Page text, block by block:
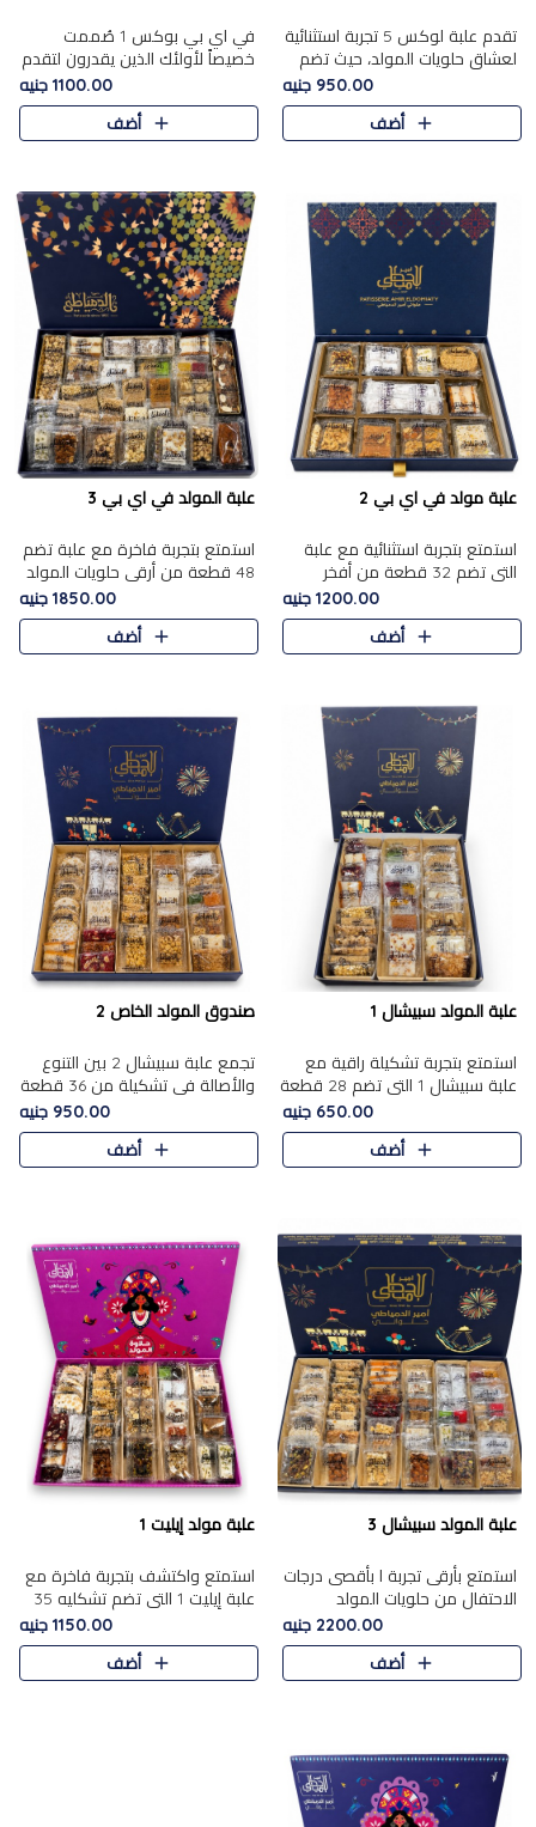
تقدم علبة لوكس 5 تجربة استثنائية
لعشاق حلويات المولد، حيث تضم
42 قطعة من تشكيلة فاخرة تجمع
بين أشهر الأصناف التقليدية وأصناف
مميزة مختارة بع..
950.00 جنيه
أضف
في اي بي بوكس 1 صُممت
خصيصاً لأولئك الذين يقدرون لتقدم
تجربة استثنائية بوكس تجمع بين
أفخر حلويات المولد المصري مع
تشكيلة مختارة من الأصناف ..
1100.00 جنيه
أضف
علبة مولد في اي بي 2
استمتع بتجربة استثنائية مع علبة
التي تضم 32 قطعة من أفخر
حلويات المولد الشرقية، في تشكيلة
تجمع بين الأصالة والاختيارات
الفاخرة. تحتوي العلبة..
1200.00 جنيه
أضف
علبة المولد في اي بي 3
استمتع بتجربة فاخرة مع علبة تضم
48 قطعة من أرقى حلويات المولد
الشرقية، في تشكيلة تجمع بين
الأصناف التقليدية الفاخرة والاختيارات
1850.00 جنيه
أضف
علبة المولد سبيشال 1
استمتع بتجربة تشكيلة راقية مع
علبة سبيشال 1 التي تضم 28 قطعة
من تشكيلة مختارة بعناية من أفخر
حلويات المولد المصرية الأصلية
الشرقية. تحتوي ال..
650.00 جنيه
أضف
صندوق المولد الخاص 2
تجمع علبة سبيشال 2 بين التنوع
والأصالة في تشكيلة من 36 قطعة
تضم أشهر حلويات المولد الشرقية.
تحتوي العلبة على الجزرية بالفول،
والجزرية بالبن..
950.00 جنيه
أضف
علبة المولد سبيشال 3
استمتع بأرقى تجربة ا بأقصى درجات
الاحتفال من حلويات المولد
المصريه الأصيلة مع هذه الفخامة
مع علبة سبيشال 3 التي تضم 56
قطعة من تشكيلة استثن..
2200.00 جنيه
أضف
علبة مولد إيليت 1
استمتع واكتشف بتجربة فاخرة مع
علبة إيليت 1 التي تضم تشكليه 35
قطعة من أرقى حلويات المولد
المصري الأصيلة ,معروضة بشكل
جميل في علبة أنيقة ، في..
1150.00 جنيه
أضف